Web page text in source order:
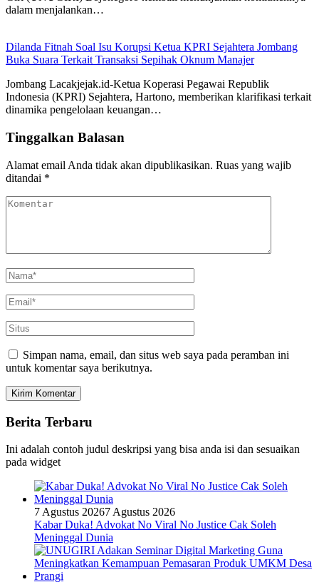
dalam menjalankan…
Dilanda Fitnah Soal Isu Korupsi Ketua KPRI Sejahtera Jombang
Buka Suara Terkait Transaksi Sepihak Oknum Manajer
Jombang Lacakjejak.id-Ketua Koperasi Pegawai Republik
Indonesia (KPRI) Sejahtera, Hartono, memberikan klarifikasi terkait
dinamika pengelolaan keuangan…
Tinggalkan Balasan
Alamat email Anda tidak akan dipublikasikan. Ruas yang wajib
ditandai *
Simpan nama, email, dan situs web saya pada peramban ini
untuk komentar saya berikutnya.
Berita Terbaru
Ini adalah contoh judul deskripsi yang bisa anda isi dan sesuaikan
pada widget
7 Agustus 20267 Agustus 2026
Kabar Duka! Advokat No Viral No Justice Cak Soleh
Meninggal Dunia